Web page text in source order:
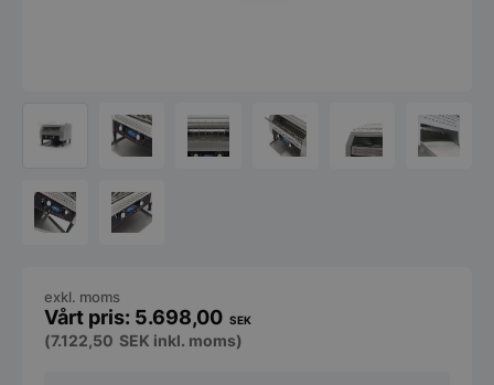
5.698,00 SEK
exkl. moms
(7.122,50 SEK inkl. moms)